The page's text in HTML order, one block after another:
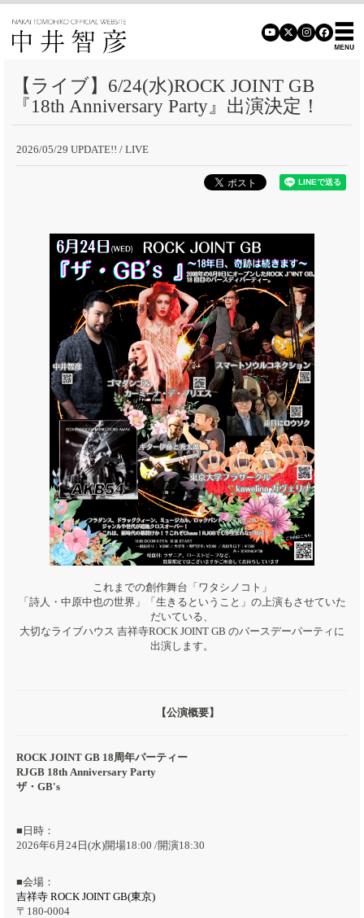
【ライブ】6/24(水)ROCK JOINT GB
『18th Anniversary Party』出演決定！
2026/05/29 UPDATE!! / LIVE
これまでの創作舞台「ワタシノコト」
「詩人・中原中也の世界」「生きるということ」の上演もさせていた
だいている、
大切なライブハウス 吉祥寺ROCK JOINT GB のバースデーパーティに
出演します。
【公演概要】
ROCK JOINT GB 18周年パーティー
RJGB 18th Anniversary Party
ザ・GB's
■日時：
2026年6月24日(水)開場18:00 /開演18:30
■会場：
吉祥寺 ROCK JOINT GB(東京)
〒180-0004